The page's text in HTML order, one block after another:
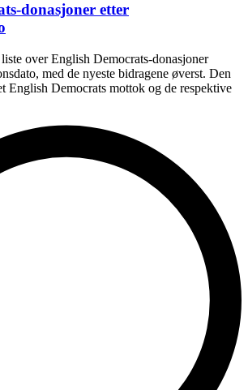
donasjoner etter
over English Democrats-donasjoner
med de nyeste bidragene øverst. Den
English Democrats mottok og de respektive